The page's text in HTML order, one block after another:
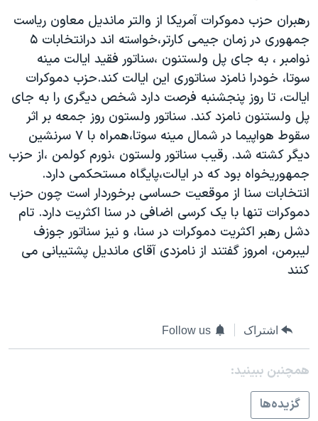
جهش
به
جستجو
ورزشی
گزیده‌ها
ویژه برنامه‌ها
ویدیوها
فرهنگ و زندگی
حقوق شهروندی
اقتصادی
علم و فناوری
اسرائیل در جنگ
گالری عکس
آرشیو پخش زنده
جام جهانی ۲۰۲۶
عملیات خشم حماسی
۲۵۰سالگی آمریکا
بایگانی برنامه‌های تلویزیونی
مستندها
انتخابات ریاست جمهوری آمریکا ۲۰۲۴
حمله جمهوری اسلامی به اسرائیل
رمز مهسا
ورزش زنان در ایران
اعتراضات زن، زندگی، آزادی
مجموعه مستندهای دادخواهی
چهل سال گروگان‌گیری
قانون شفافیت دارائی کادر رهبری ایران
اعتراضات مردمی آبان ۹۸
فرکانس‌های صدای آمریکا
پخش رادیویی
یادگیری زبان انگلیسی
دنبال کنید
زبانهای مختلف
رهبران حزب دموکرات آمريکا از والتر مانديل معاون رياست
جمهوری در زمان جيمی کارتر،خواسته اند درانتخابات ۵
نوامبر ، به جای پل ولستنون ،سناتور فقيد ايالت مينه
سوتا، خودرا نامزد سناتوری اين ايالت کند.حزب دموکرات
ايالت، تا روز پنجشنبه فرصت دارد شخص ديگری را به جای
پل ولستنون نامزد کند. سناتور ولستون روز جمعه بر اثر
سقوط هواپيما در شمال مينه سوتا،همراه با ۷ سرنشين
ديگر کشته شد. رقيب سناتور ولستون ،نورم کولمن ،از حزب
جمهوريخواه بود که در ايالت،پايگاه مستحکمی دارد.
انتخابات سنا از موقعيت حساسی برخوردار است چون حزب
دموکرات تنها با يک کرسی اضافی در سنا اکثريت دارد. تام
دشل رهبر اکثريت دموکرات در سنا، و نيز سناتور جوزف
ليبرمن، امروز گفتند از نامزدی آقای مانديل پشتيبانی می
کنند
اشتراک Follow us
همچنبن ببینید:
گزيده‌ها